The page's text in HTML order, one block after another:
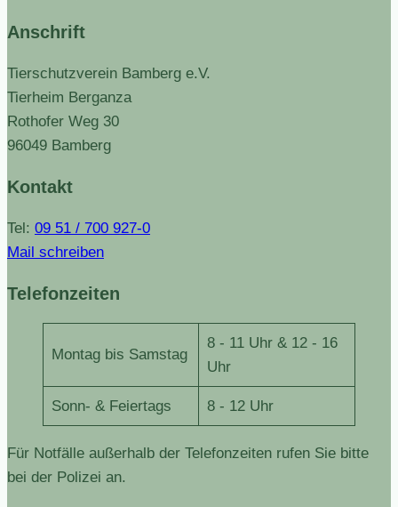
Anschrift
Tierschutzverein Bamberg e.V.
Tierheim Berganza
Rothofer Weg 30
96049 Bamberg
Kontakt
Tel: 09 51 / 700 927-0
Mail schreiben
Telefonzeiten
Montag bis Samstag
8 - 11 Uhr & 12 - 16
Uhr
Sonn- & Feiertags 8 - 12 Uhr
Für Notfälle außerhalb der Telefonzeiten rufen Sie bitte
bei der Polizei an.